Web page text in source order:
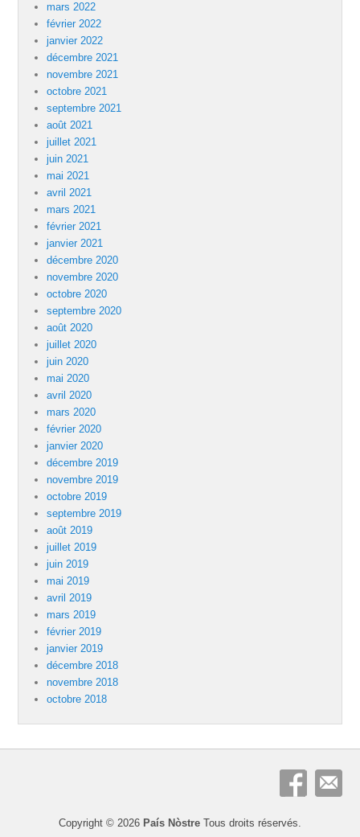
mars 2022
février 2022
janvier 2022
décembre 2021
novembre 2021
octobre 2021
septembre 2021
août 2021
juillet 2021
juin 2021
mai 2021
avril 2021
mars 2021
février 2021
janvier 2021
décembre 2020
novembre 2020
octobre 2020
septembre 2020
août 2020
juillet 2020
juin 2020
mai 2020
avril 2020
mars 2020
février 2020
janvier 2020
décembre 2019
novembre 2019
octobre 2019
septembre 2019
août 2019
juillet 2019
juin 2019
mai 2019
avril 2019
mars 2019
février 2019
janvier 2019
décembre 2018
novembre 2018
octobre 2018
Copyright © 2026 País Nòstre Tous droits réservés.